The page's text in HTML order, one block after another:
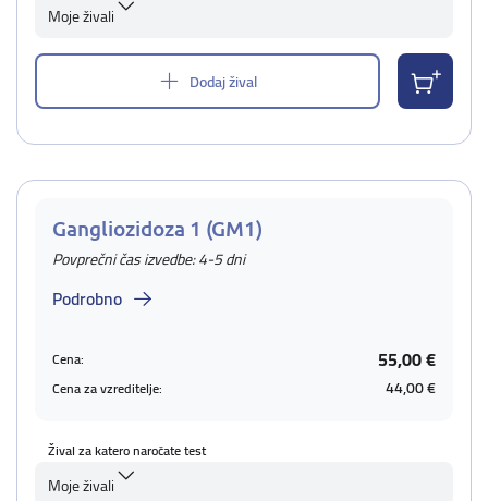
Moje živali
Dodaj žival
Gangliozidoza 1 (GM1)
Povprečni čas izvedbe: 4-5 dni
Podrobno
Cena: 55,00 €
Cena za vzreditelje: 44,00 €
Žival za katero naročate test
Moje živali